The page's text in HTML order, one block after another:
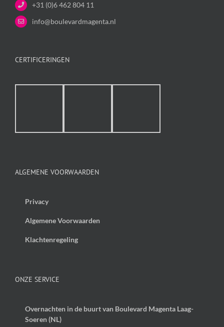
+31 (0)6 462 804 11
info@boulevardmagenta.nl
CERTIFICERINGEN
ALGEMENE VOORWAARDEN
Privacy
Algemene Voorwaarden
Klachtenregeling
ONZE SERVICE
Overnachten in de buurt van Boulevard Magenta Laag-
Soeren (NL)